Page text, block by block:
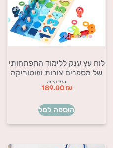
לוח עץ ענק ללימוד התפתחותי
של מספרים צורות ומוטוריקה
עדינה
189.00 ₪
הוספה לסל